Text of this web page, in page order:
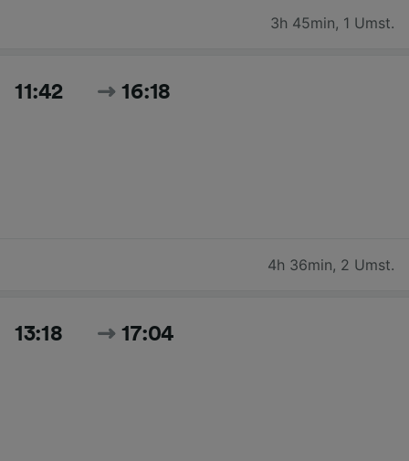
3h 45min, 1 Umst.
11:42 16:18
4h 36min, 2 Umst.
13:18 17:04